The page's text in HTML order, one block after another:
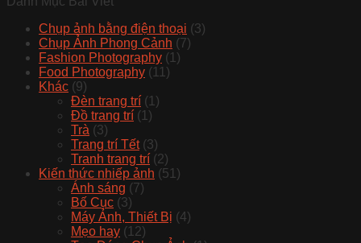
Chụp ảnh bằng điện thoại (3)
Chụp Ảnh Phong Cảnh (7)
Fashion Photography (1)
Food Photography (11)
Khác (9)
Đèn trang trí (1)
Đồ trang trí (1)
Trà (3)
Trang trí Tết(3)
Tranh trang trí (2)
Kiến thức nhiếp ảnh (51)
Ánh sáng (7)
Bố Cục (3)
Máy Ảnh, Thiết Bị (4)
Mẹo hay (12)